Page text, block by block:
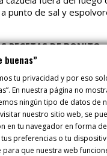
punto de sal y
RECETAS DE BONITO
rojo
a la plancha
buenas”
tu privacidad y por eso
En nuestra página no
ningún tipo de datos de
nuestro sitio web, se
en tu navegador en forma de
preferencias o tu
que nuestra web